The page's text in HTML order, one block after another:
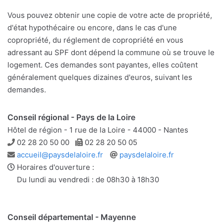
Vous pouvez obtenir une copie de votre acte de propriété,
d'état hypothécaire ou encore, dans le cas d'une
copropriété, du réglement de copropriété en vous
adressant au SPF dont dépend la commune où se trouve le
logement. Ces demandes sont payantes, elles coûtent
généralement quelques dizaines d'euros, suivant les
demandes.
Conseil régional - Pays de la Loire
Hôtel de région - 1 rue de la Loire - 44000 - Nantes
Téléphone
02 28 20 50 00 Télécopie
02 28 20 50 05
Adresse
e-
mail
accueil@paysdelaloire.fr
Site
paysdelaloire.fr
Horaires d'ouverture :
Du lundi au vendredi : de 08h30 à 18h30
Conseil départemental - Mayenne